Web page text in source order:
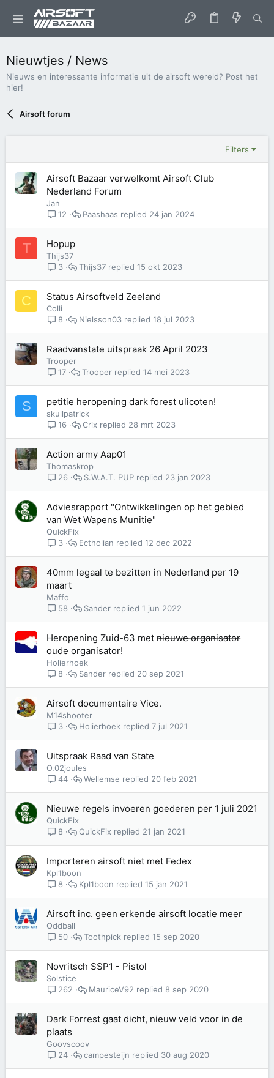
Nieuwtjes / News
Nieuws en interessante informatie uit de airsoft wereld? Post het
hier!
Airsoft forum
Filters
Airsoft Bazaar verwelkomt Airsoft Club
Nederland Forum
Jan
12
24 jan 2024
Paashaas
T Hopup
Thijs37
3
15 okt 2023
Thijs37
C Status Airsoftveld Zeeland
Colli
8
18 jul 2023
Nielsson03
Raadvanstate uitspraak 26 April 2023
Trooper
17
14 mei 2023
Trooper
S petitie heropening dark forest ulicoten!
skullpatrick
16
28 mrt 2023
Crix
Action army Aap01
Thomaskrop
26
23 jan 2023
S.W.A.T. PUP
Adviesrapport "Ontwikkelingen op het gebied
van Wet Wapens Munitie"
QuickFix
3
12 dec 2022
Ectholian
40mm legaal te bezitten in Nederland per 19
maart
Maffo
58
1 jun 2022
Sander
Heropening Zuid-63 met n̶i̶e̶u̶w̶e̶ ̶o̶r̶g̶a̶n̶i̶s̶a̶t̶o̶r̶
oude organisator!
Holierhoek
8
20 sep 2021
Sander
Airsoft documentaire Vice.
M14shooter
3
7 jul 2021
Holierhoek
Uitspraak Raad van State
O.02joules
44
20 feb 2021
Wellemse
Nieuwe regels invoeren goederen per 1 juli 2021
QuickFix
8
21 jan 2021
QuickFix
Importeren airsoft niet met Fedex
Kpl1boon
8
15 jan 2021
Kpl1boon
Airsoft inc. geen erkende airsoft locatie meer
Oddball
50
15 sep 2020
Toothpick
Novritsch SSP1 - Pistol
Solstice
262
8 sep 2020
MauriceV92
Dark Forrest gaat dicht, nieuw veld voor in de
plaats
Goovscoov
24
30 aug 2020
campesteijn